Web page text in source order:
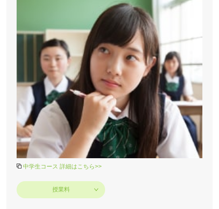
中学生コース 詳細はこちら>>
授業料